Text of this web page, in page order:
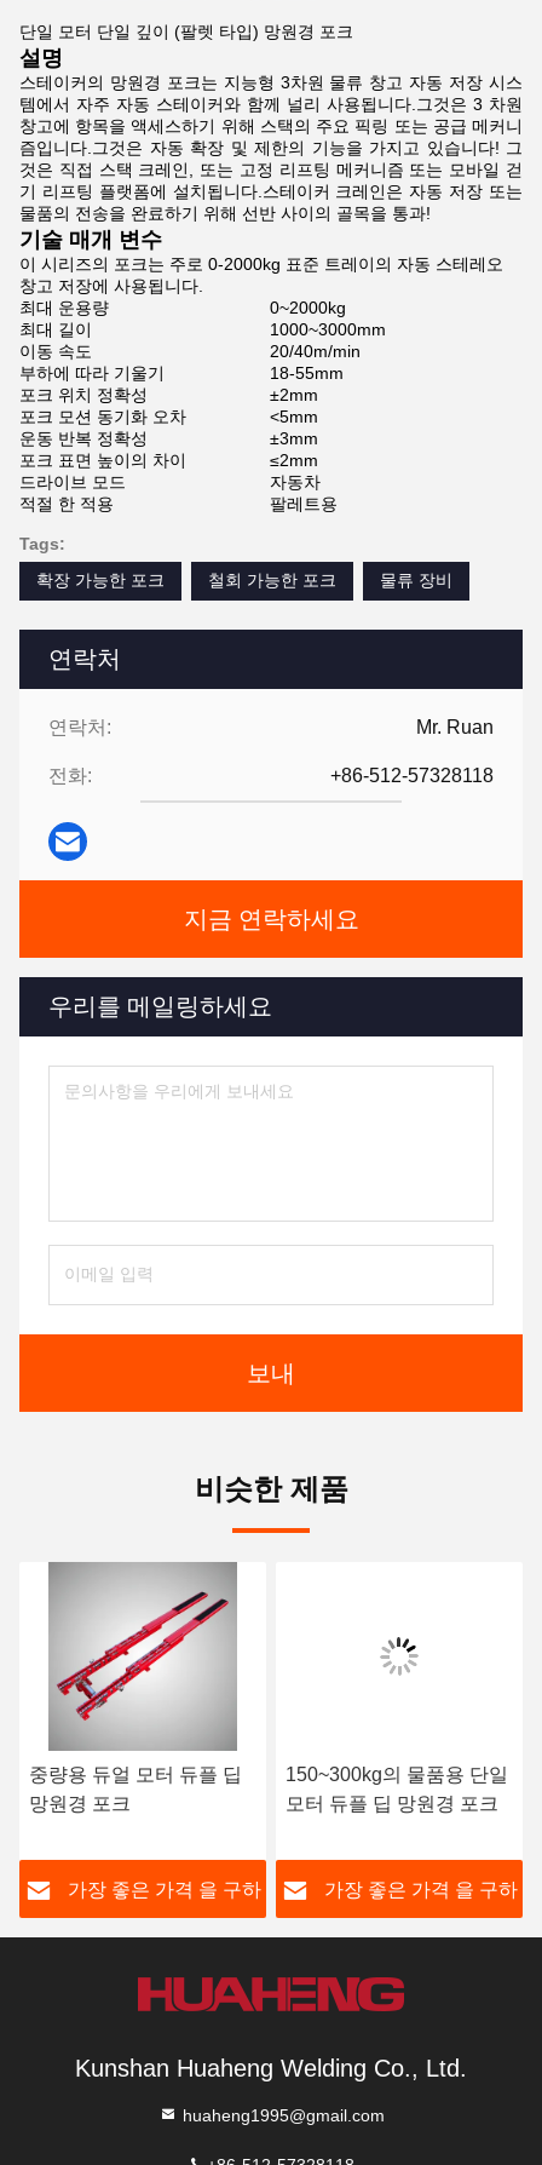
연락처
연락처: Mr. Ruan
전화: +86-512-57328118
지금 연락하세요
우리를 메일링하세요
보내
단일 모터 단일 깊이 (팔렛 타입) 망원경 포크
설명
스테이커의 망원경 포크는 지능형 3차원 물류 창고 자동 저장 시스
템에서 자주 자동 스테이커와 함께 널리 사용됩니다.그것은 3 차원
창고에 항목을 액세스하기 위해 스택의 주요 픽링 또는 공급 메커니
즘입니다.그것은 자동 확장 및 제한의 기능을 가지고 있습니다! 그
것은 직접 스택 크레인, 또는 고정 리프팅 메커니즘 또는 모바일 걷
기 리프팅 플랫폼에 설치됩니다.스테이커 크레인은 자동 저장 또는
물품의 전송을 완료하기 위해 선반 사이의 골목을 통과!
기술 매개 변수
이 시리즈의 포크는 주로 0-2000kg 표준 트레이의 자동 스테레오
창고 저장에 사용됩니다.
최대 운용량
0~2000kg
최대 길이
1000~3000mm
이동 속도
20/40m/min
부하에 따라 기울기
18-55mm
포크 위치 정확성
±2mm
포크 모션 동기화 오차
<5mm
운동 반복 정확성
±3mm
포크 표면 높이의 차이
≤2mm
드라이브 모드
자동차
적절 한 적용
팔레트용
Tags:
확장 가능한 포크
철회 가능한 포크 물류 장비
비슷한 제품
중량용 듀얼 모터 듀플 딥
망원경 포크
가장 좋은 가격 을 구하
150~300kg의 물품용 단일
모터 듀플 딥 망원경 포크
가장 좋은 가격 을 구하
Kunshan Huaheng Welding Co., Ltd.
huaheng1995@gmail.com